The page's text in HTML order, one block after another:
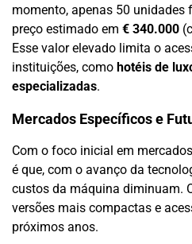
momento, apenas 50
preço estimado em € 340.000
Esse valor elevado limita o
instituições, como hotéis de
especializadas.
Mercados Específicos e
Com o foco inicial em
é que, com o avanço da
custos da máquina diminuam.
versões mais compactas e
próximos anos.